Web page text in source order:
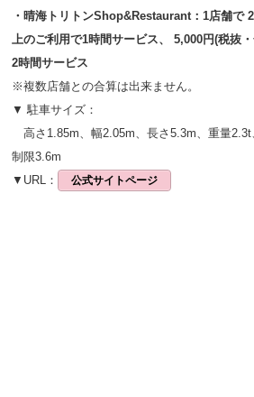
・晴海トリトンShop&Restaurant：1店舗で
上のご利用で1時間サービス、 5,000円(税抜
2時間サービス
※複数店舗との合算は出来ません。
▼ 駐車サイズ：
高さ1.85m、幅2.05m、長さ5.3m、重量2.3t
制限3.6m
▼URL：
公式サイトページ